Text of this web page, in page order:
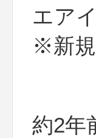
エア
※新
約2年